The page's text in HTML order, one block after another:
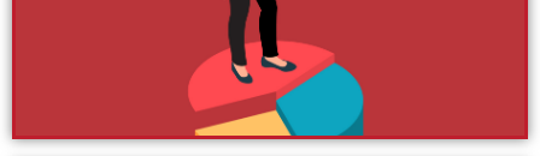
Klik Di Sini